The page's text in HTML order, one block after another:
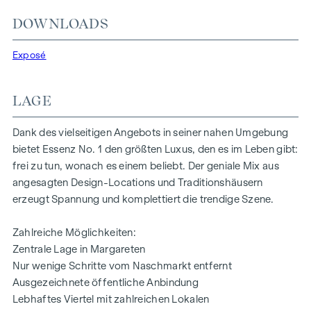
Ausstattungskonzept mit natürlichen Farben und
Designer-Ausstattung in den Bädern
Elektrisch steuerbarer Sonnenschutz
Moderne technische Features
HIGHLIGHTS
Wohnflächen von ca. 35 bis 152 m²
1 bis 4 Zimmer
Eigengärten, Balkone, Loggien, Terrassen und
Dachterrassen
Hochwertige Designer-Ausstattung
DOWNLOADS
Exposé
LAGE
Dank des vielseitigen Angebots in seiner nahen Umgebung
bietet Essenz No. 1 den größten Luxus, den es im Leben gibt:
frei zu tun, wonach es einem beliebt. Der geniale Mix aus
angesagten Design-Locations und Traditionshäusern
erzeugt Spannung und komplettiert die trendige Szene.
Zahlreiche Möglichkeiten:
Zentrale Lage in Margareten
Nur wenige Schritte vom Naschmarkt entfernt
Ausgezeichnete öffentliche Anbindung
Lebhaftes Viertel mit zahlreichen Lokalen